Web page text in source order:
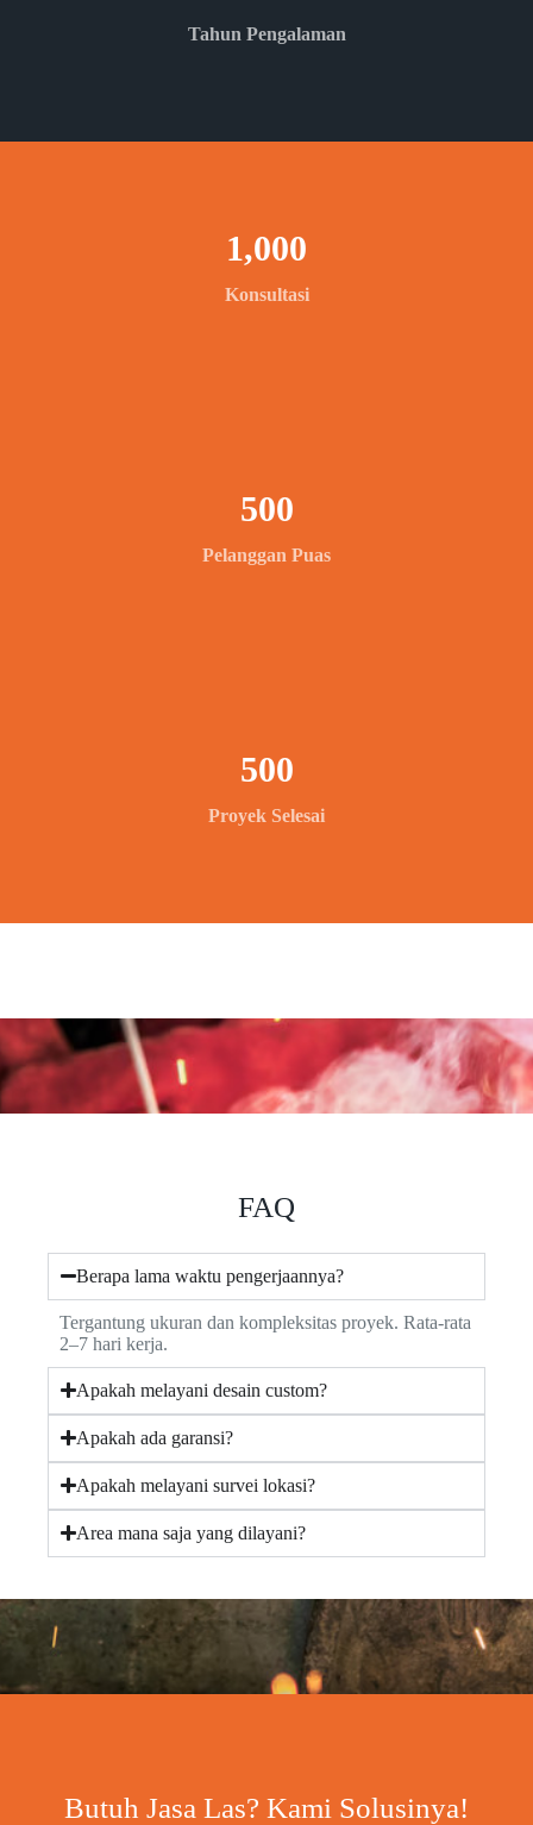
Tahun Pengalaman
Konsultasi
1,000
Pelanggan Puas
500
Proyek Selesai
500
FAQ
Berapa lama waktu pengerjaannya?
Tergantung ukuran dan kompleksitas proyek. Rata-rata
2–7 hari kerja.
Apakah melayani desain custom?
Apakah ada garansi?
Apakah melayani survei lokasi?
Area mana saja yang dilayani?
Butuh Jasa Las? Kami Solusinya!